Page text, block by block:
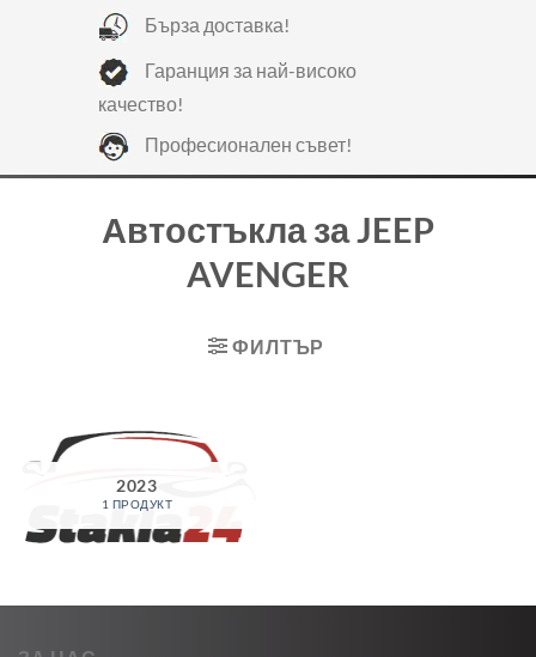
Бърза доставка!
Гаранция за най-високо
качество!
Професионален съвет!
Автостъкла за JEEP
AVENGER
ФИЛТЪР
2023
1 ПРОДУКТ